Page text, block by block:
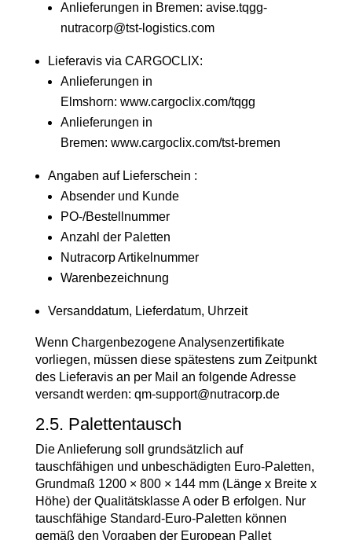
Anlieferungen in Bremen: avise.tqgg-
nutracorp@tst-logistics.com
Lieferavis via CARGOCLIX:
Anlieferungen in
Elmshorn: www.cargoclix.com/tqgg
Anlieferungen in
Bremen: www.cargoclix.com/tst-bremen
Angaben auf Lieferschein :
Absender und Kunde
PO-/Bestellnummer
Anzahl der Paletten
Nutracorp Artikelnummer
Warenbezeichnung
Versanddatum, Lieferdatum, Uhrzeit
Wenn Chargenbezogene Analysenzertifikate
vorliegen, müssen diese spätestens zum Zeitpunkt
des Lieferavis an per Mail an folgende Adresse
versandt werden: qm-support@nutracorp.de
2.5. Palettentausch
Die Anlieferung soll grundsätzlich auf
tauschfähigen und unbeschädigten Euro-Paletten,
Grundmaß 1200 × 800 × 144 mm (Länge x Breite x
Höhe) der Qualitätsklasse A oder B erfolgen. Nur
tauschfähige Standard-Euro-Paletten können
gemäß den Vorgaben der European Pallet